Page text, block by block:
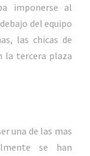
imponerse al
del equipo
las chicas de
la tercera plaza
una de las mas
se han